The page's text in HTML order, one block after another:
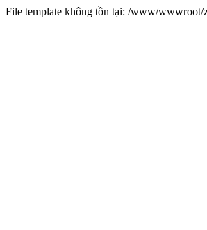
File template không tồn tại: /www/wwwroot/